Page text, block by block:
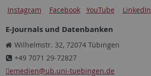
Instagram Facebook YouTube LinkedIn
E-Journals und Datenbanken
Wilhelmstr. 32, 72074 Tübingen
+49 7071 29-72827
emedien@ub.uni-tuebingen.de